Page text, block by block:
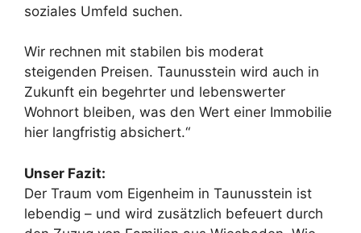
soziales Umfeld suchen.
Wir rechnen mit stabilen bis moderat
steigenden Preisen. Taunusstein wird auch in
Zukunft ein begehrter und lebenswerter
Wohnort bleiben, was den Wert einer Immobilie
hier langfristig absichert.“
Unser Fazit:
Der Traum vom Eigenheim in Taunusstein ist
lebendig – und wird zusätzlich befeuert durch